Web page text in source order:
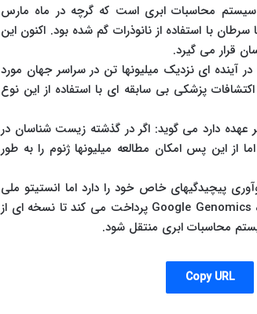
به عقیده مهندسان این موتور جستجوگر، Google Genomics سیستم محاسبات ابری است که گرچه در ماه مارس
با استفاده از نانوذرات گم شده بود. اکنون این
قرار می گیرد.
آینده ای نزدیک میلیونها تن در سراسر جهان مورد
پزشکی بی سابقه ای با استفاده از این نوع
عهده دارد می گوید: اگر در گذشته زیست شناسان در
از این پس امکان مطالعه میلیونها ژنوم را به طور
پیچیدگیهای خاص خود را دارد اما انستیتو ملی
سرطان آمریکا اعلام کرده است که ۱۹ میلیون دلار به مدیران پروژه Google Genomics پرداخت می کند تا نسخه ای از
Copy URL